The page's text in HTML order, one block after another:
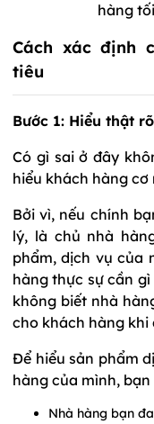
hàng
Cách xác định
tiêu
Bước 1: Hiểu thật
Có gì sai ở đây
hiểu khách hàng cơ
Bởi vì, nếu chính
lý, là chủ nhà
phẩm, dịch vụ của
hàng thực sự cần
không biết nhà
cho khách hàng khi
Để hiểu sản phẩm
hàng của mình,
Nhà hàng bạn